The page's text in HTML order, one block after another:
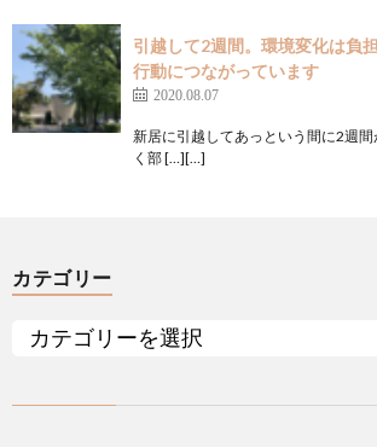
引越して2週間。環境変化は負
行動につながっています
2020.08.07
新居に引越してあっという間に2週
く部 […][…]
カテゴリー